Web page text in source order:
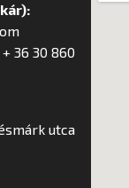
36 30 860
utca